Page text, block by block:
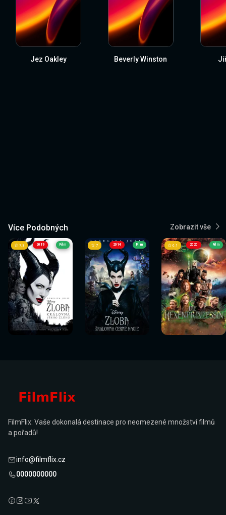
Jez Oakley Beverly Winston
Více Podobných Zobrazit vše
2019
Sledovat
nyní
7.3 Film
Sledovat
nyní
2014
Sledovat
nyní
7 Film
Sledovat
nyní
2020
Sledovat
nyní
6.1 Film
Sledovat
nyní
FilmFlix: Vaše dokonalá destinace pro neomezené množství filmů
a pořadů!
info@filmflix.cz
0000000000